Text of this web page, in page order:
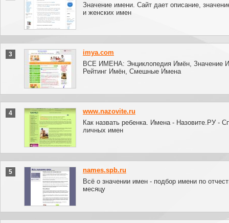
Значение имени. Сайт дает описание,
и женских имен
3
imya.com
ВСЕ ИМЕНА: Энциклопедия Имён, Значение
Рейтинг Имён, Смешные Имена
4
www.nazovite.ru
Как назвать ребенка. Имена - Назовите.РУ -
личных имен
5
names.spb.ru
Всё о значении имен - подбор имени по
месяцу